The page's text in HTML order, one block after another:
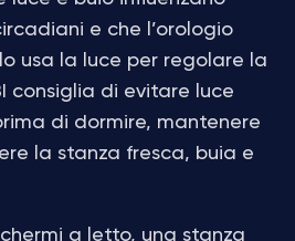
e che l’orologio
usa la luce per regolare la
consiglia di evitare luce
di dormire, mantenere
la stanza fresca, buia e
a letto, una stanza